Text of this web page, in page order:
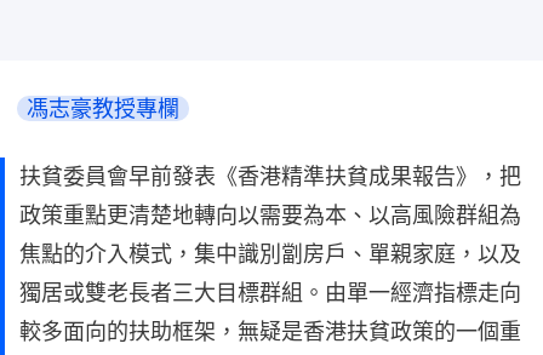
馮志豪教授專欄
扶貧委員會早前發表《香港精準扶貧成果報告》，把
政策重點更清楚地轉向以需要為本、以高風險群組為
焦點的介入模式，集中識別劏房戶、單親家庭，以及
獨居或雙老長者三大目標群組。由單一經濟指標走向
較多面向的扶助框架，無疑是香港扶貧政策的一個重